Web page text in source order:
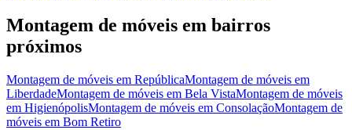
Montagem de móveis em bairros
próximos
Montagem de móveis em RepúblicaMontagem de móveis em
LiberdadeMontagem de móveis em Bela VistaMontagem de móveis
em HigienópolisMontagem de móveis em ConsolaçãoMontagem de
móveis em Bom Retiro